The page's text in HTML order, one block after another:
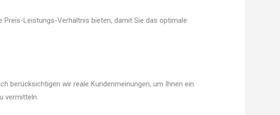
Leistungs-Verhältnis bieten, damit Sie das optimale
berücksichtigen wir reale Kundenmeinungen, um Ihnen ein
vermitteln.